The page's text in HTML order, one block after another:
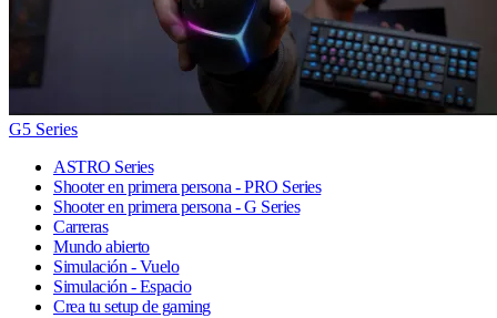
G5 Series
ASTRO Series
Shooter en primera persona - PRO Series
Shooter en primera persona - G Series
Carreras
Mundo abierto
Simulación - Vuelo
Simulación - Espacio
Crea tu setup de gaming